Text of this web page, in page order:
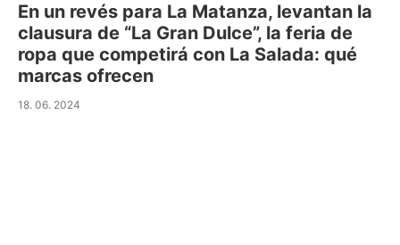
En un revés para La Matanza, levantan la
clausura de “La Gran Dulce”, la feria de
ropa que competirá con La Salada: qué
marcas ofrecen
18. 06. 2024